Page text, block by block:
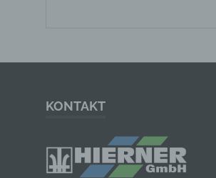
KONTAKT